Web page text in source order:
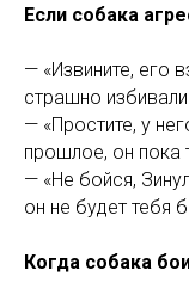
Если собака
— «Извините, его
страшно
— «Простите, у
прошлое, он пока
— «Не бойся,
он не будет тебя
Когда собака